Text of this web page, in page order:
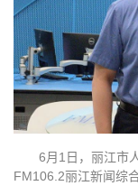
6月1日，丽江市
FM106.2丽江新闻综